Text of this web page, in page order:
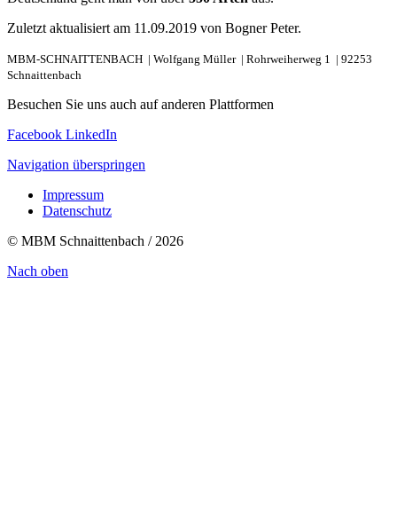
Zuletzt aktualisiert am 11.09.2019 von Bogner Peter.
MBM-SCHNAITTENBACH | Wolfgang Müller | Rohrweiherweg 1 | 92253
Schnaittenbach
Besuchen Sie uns auch auf anderen Plattformen
Facebook LinkedIn
Navigation überspringen
Impressum
Datenschutz
© MBM Schnaittenbach / 2026
Nach oben